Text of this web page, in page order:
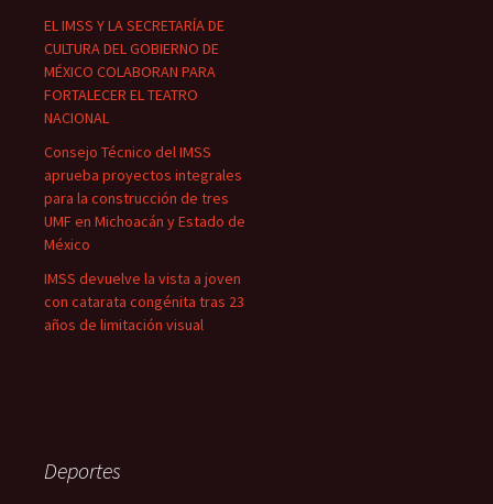
EL IMSS Y LA SECRETARÍA DE
CULTURA DEL GOBIERNO DE
MÉXICO COLABORAN PARA
FORTALECER EL TEATRO
NACIONAL
Consejo Técnico del IMSS
aprueba proyectos integrales
para la construcción de tres
UMF en Michoacán y Estado de
México
IMSS devuelve la vista a joven
con catarata congénita tras 23
años de limitación visual
Deportes